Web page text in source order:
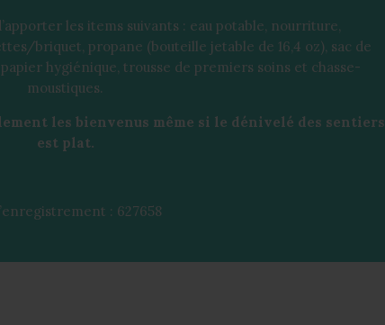
les items suivants : eau potable, nourriture,
briquet, propane (bouteille jetable de 16,4 oz), sac de
hygiénique, trousse de premiers soins et chasse-
moustiques.
les bienvenus même si le dénivelé des sentiers
est plat.
: 627658